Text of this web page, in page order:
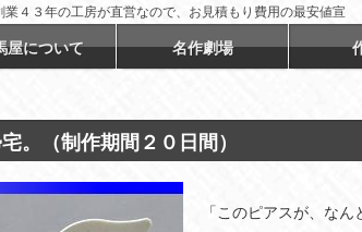
４３年の工房が直営なので、お見積もり費用の最安値宣
屋について 名作劇場
。（制作期間２０日間）
「このピアスが、な